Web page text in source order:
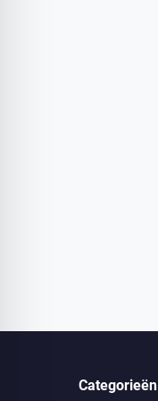
Categorieën